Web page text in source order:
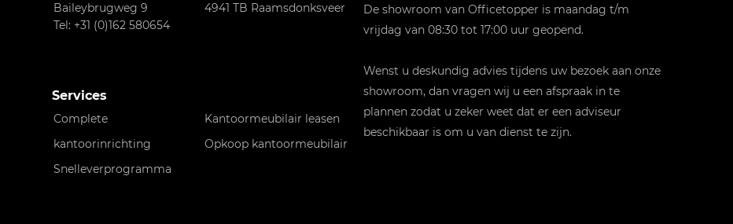
Baileybrugweg 9
4941 TB Raamsdonksveer
Tel: +31 (0)162 580654
Services
Complete
kantoorinrichting
Kantoormeubilair leasen
Opkoop kantoormeubilair
Snelleverprogramma
De showroom van Officetopper is maandag t/m
vrijdag van 08:30 tot 17:00 uur geopend.
Wenst u deskundig advies tijdens uw bezoek aan onze
showroom, dan vragen wij u een afspraak in te
plannen zodat u zeker weet dat er een adviseur
beschikbaar is om u van dienst te zijn.